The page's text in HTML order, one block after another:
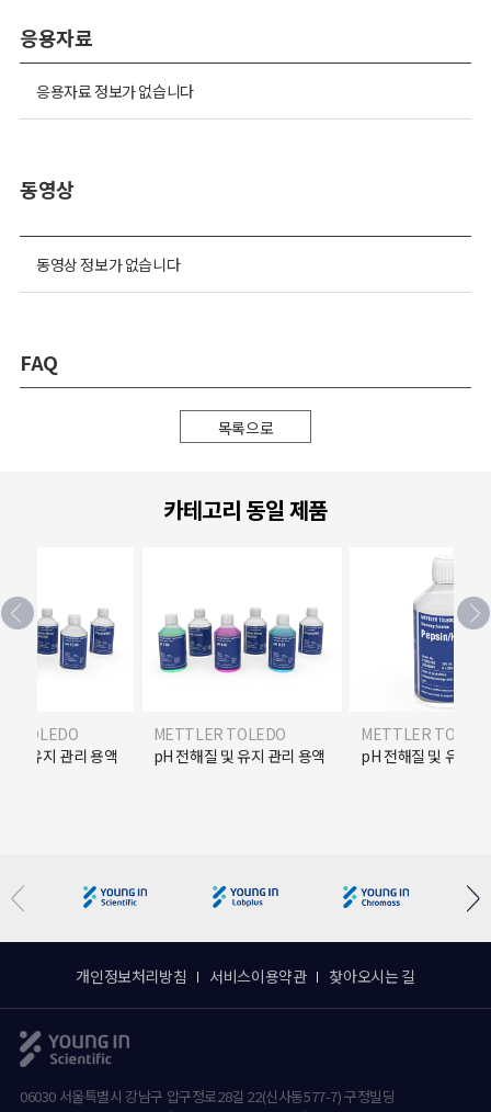
응용자료
응용자료 정보가 없습니다
동영상
동영상 정보가 없습니다
FAQ
목록으로
카테고리 동일 제품
TOLEDO
및 유지 관리 용액
METTLER TOLEDO
pH 전해질 및 유지 관리 용액
METTLER
pH 전해질 및 유지
개인정보처리방침 서비스이용약관 찾아오시는 길
06030 서울특별시 강남구 압구정로28길 22(신사동577-7) 구정빌딩